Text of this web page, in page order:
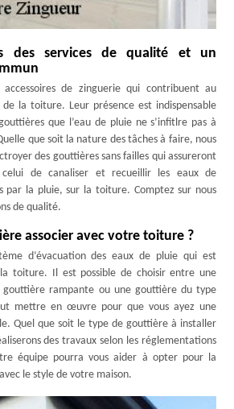
des services de qualité et un
de zinguerie qui contribuent au
la toiture. Leur présence est indispensable
que l’eau de pluie ne s’infitlre pas à
que soit la nature des tâches à faire, nous
des gouttières sans failles qui assureront
de canaliser et recueillir les eaux de
par la pluie, sur la toiture. Comptez sur nous
de qualité.
associer avec votre toiture ?
d’évacuation des eaux de pluie qui est
toiture. Il est possible de choisir entre une
rampante ou une gouttière du type
mettre en œuvre pour que vous ayez une
Quel que soit le type de gouttière à installer
des travaux selon les réglementations
équipe pourra vous aider à opter pour la
le style de votre maison.